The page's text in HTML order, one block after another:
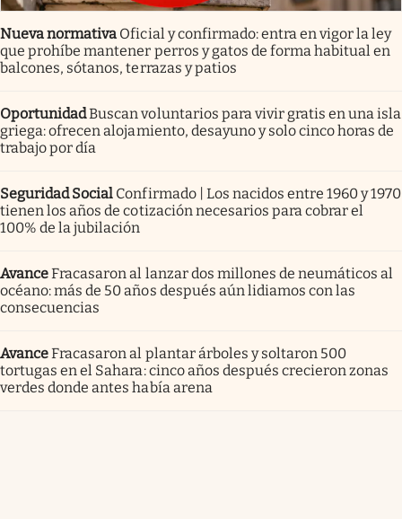
Nueva normativa Oficial y confirmado: entra en vigor la ley
que prohíbe mantener perros y gatos de forma habitual en
balcones, sótanos, terrazas y patios
OportunidadBuscan voluntarios para vivir gratis en una isla
griega: ofrecen alojamiento, desayuno y solo cinco horas de
trabajo por día
Seguridad Social Confirmado | Los nacidos entre 1960 y 1970
tienen los años de cotización necesarios para cobrar el
100% de la jubilación
AvanceFracasaron al lanzar dos millones de neumáticos al
océano: más de 50 años después aún lidiamos con las
consecuencias
AvanceFracasaron al plantar árboles y soltaron 500
tortugas en el Sahara: cinco años después crecieron zonas
verdes donde antes había arena